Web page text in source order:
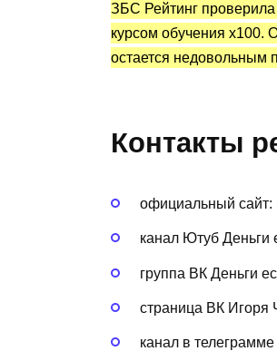
ЗБС Рейтинг
курсом обучения х100.
остается недовольным
Контакты
официальный сайт:
канал Ютуб Деньги
группа ВК Деньги
страница ВК Игоря
канал в